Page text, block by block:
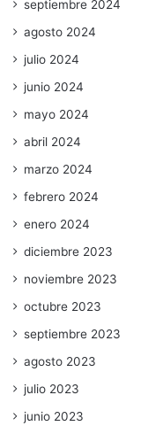
septiembre 2024
agosto 2024
julio 2024
junio 2024
mayo 2024
abril 2024
marzo 2024
febrero 2024
enero 2024
diciembre 2023
noviembre 2023
octubre 2023
septiembre 2023
agosto 2023
julio 2023
junio 2023